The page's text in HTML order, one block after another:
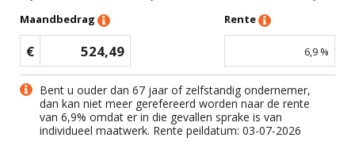
Maandbedrag
€ 524,49
Rente
6,9 %
Bent u ouder dan 67 jaar of zelfstandig ondernemer,
dan kan niet meer gerefereerd worden naar de rente
van 6,9% omdat er in die gevallen sprake is van
individueel maatwerk. Rente peildatum: 03-07-2026